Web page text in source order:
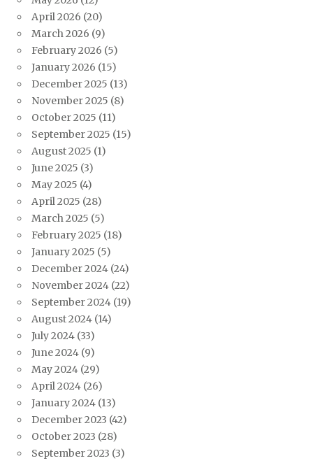
April 2026 (20)
March 2026 (9)
February 2026 (5)
January 2026 (15)
December 2025 (13)
November 2025 (8)
October 2025 (11)
September 2025 (15)
August 2025 (1)
June 2025 (3)
May 2025 (4)
April 2025 (28)
March 2025 (5)
February 2025 (18)
January 2025 (5)
December 2024 (24)
November 2024 (22)
September 2024 (19)
August 2024 (14)
July 2024 (33)
June 2024 (9)
May 2024 (29)
April 2024 (26)
January 2024 (13)
December 2023 (42)
October 2023 (28)
September 2023 (3)